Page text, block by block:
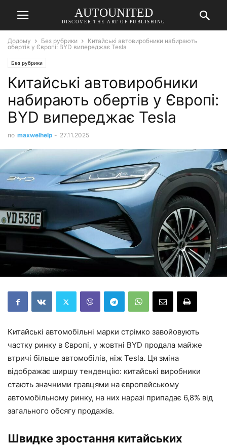
AUTOUNITED
DISCOVER THE ART OF PUBLISHING
Додому Без рубрики
Китайські автовиробники набирають
обертів у Європі: BYD випереджає Tesla
Без рубрики
Китайські автовиробники
набирають обертів у Європі:
BYD випереджає Tesla
по maxwelhelp - 27.11.2025
Китайські автомобільні марки стрімко завойовують
частку ринку в Європі, у жовтні BYD продала майже
втричі більше автомобілів, ніж Tesla. Ця зміна
відображає ширшу тенденцію: китайські виробники
стають значними гравцями на європейському
автомобільному ринку, на них наразі припадає 6,8% від
загального обсягу продажів.
Швидке зростання китайських